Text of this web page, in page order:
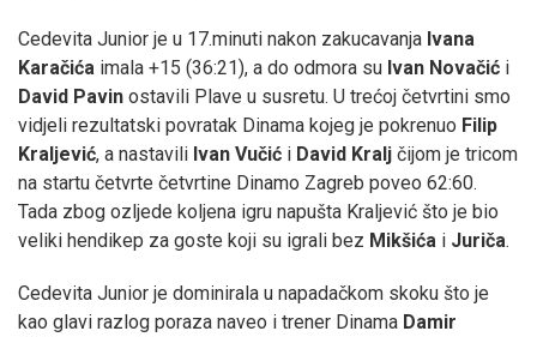
Cedevita Junior je u 17.minuti nakon zakucavanja Ivana
Karačića imala +15 (36:21), a do odmora su Ivan Novačić i
David Pavin ostavili Plave u susretu. U trećoj četvrtini smo
vidjeli rezultatski povratak Dinama kojeg je pokrenuo Filip
Kraljević, a nastavili Ivan Vučić i David Kralj čijom je tricom
na startu četvrte četvrtine Dinamo Zagreb poveo 62:60.
Tada zbog ozljede koljena igru napušta Kraljević što je bio
veliki hendikep za goste koji su igrali bez Mikšića i Juriča.
Cedevita Junior je dominirala u napadačkom skoku što je
kao glavi razlog poraza naveo i trener Dinama Damir